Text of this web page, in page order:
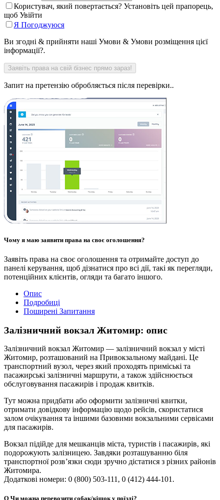
Користувач, який повертається? Установіть цей прапорець,
щоб Увійти
Я Погоджуюся
Ви згодні & прийняти наші Умови & Умови розміщення цієї
інформації?.
Запит на претензію обробляється після перевірки..
Чому я маю заявити права на своє оголошення?
Заявіть права на своє оголошення та отримайте доступ до
панелі керування, щоб дізнатися про всі дії, такі як перегляди,
потенційних клієнтів, огляди та багато іншого.
Опис
Подробиці
Поширені Запитання
Залізничний вокзал Житомир: опис
Залізничний вокзал Житомир — залізничний вокзал у місті
Житомир, розташований на Привокзальному майдані. Це
транспортний вузол, через який проходять приміські та
пасажирські залізничні маршрути, а також здійснюється
обслуговування пасажирів і продаж квитків.
Тут можна придбати або оформити залізничні квитки,
отримати довідкову інформацію щодо рейсів, скористатися
залом очікування та іншими базовими вокзальними сервісами
для пасажирів.
Вокзал підійде для мешканців міста, туристів і пасажирів, які
подорожують залізницею. Завдяки розташуванню біля
транспортної розв’язки сюди зручно дістатися з різних районів
Житомира.
Додаткові номери: 0 (800) 503-111, 0 (412) 444-101.
Q Чи можна перевозити собак/кішок у поїзді?